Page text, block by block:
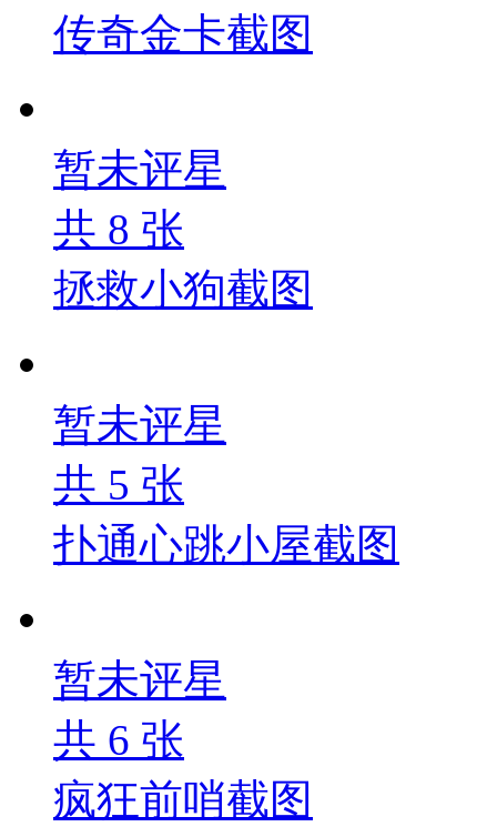
传奇金卡截图
暂未评星
共 8 张
拯救小狗截图
暂未评星
共 5 张
扑通心跳小屋截图
暂未评星
共 6 张
疯狂前哨截图